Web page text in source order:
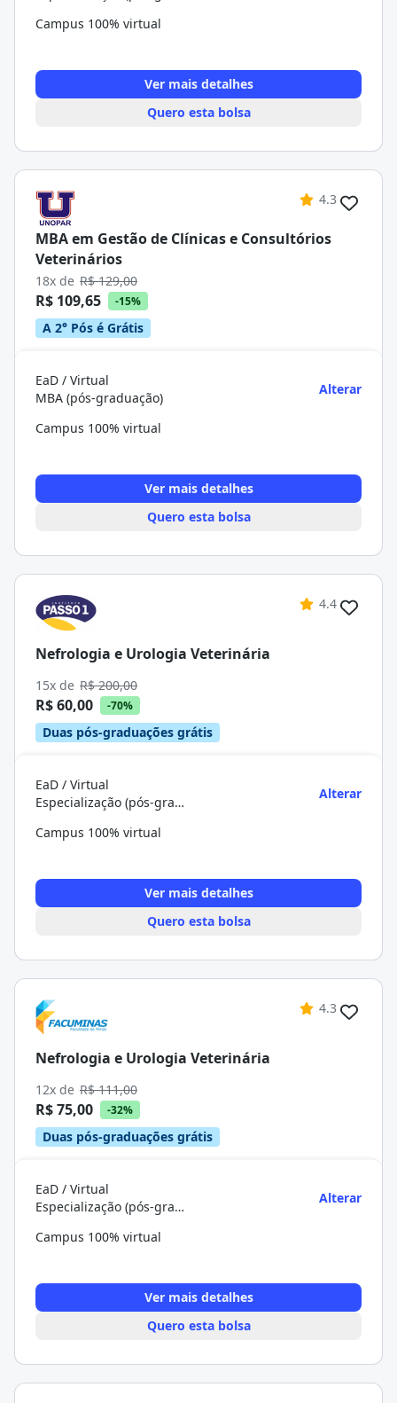
Campus 100% virtual
Ver mais detalhes
Quero esta bolsa
4.3
MBA em Gestão de Clínicas e Consultórios
Veterinários
18x de R$ 129,00
R$ 109,65 -15%
A 2° Pós é Grátis
EaD / Virtual
MBA (pós-graduação)
Alterar
Campus 100% virtual
Ver mais detalhes
Quero esta bolsa
4.4
Nefrologia e Urologia Veterinária
15x de R$ 200,00
R$ 60,00 -70%
Duas pós-graduações grátis
EaD / Virtual
Especialização (pós-graduação)
Alterar
Campus 100% virtual
Ver mais detalhes
Quero esta bolsa
4.3
Nefrologia e Urologia Veterinária
12x de R$ 111,00
R$ 75,00 -32%
Duas pós-graduações grátis
EaD / Virtual
Especialização (pós-graduação)
Alterar
Campus 100% virtual
Ver mais detalhes
Quero esta bolsa